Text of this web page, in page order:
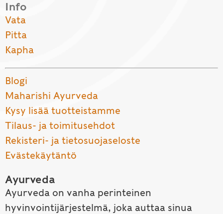
Info
Vata
Pitta
Kapha
Blogi
Maharishi Ayurveda
Kysy lisää tuotteistamme
Tilaus- ja toimitusehdot
Rekisteri- ja tietosuojaseloste
Evästekäytäntö
Ayurveda
Ayurveda on vanha perinteinen
hyvinvointijärjestelmä, joka auttaa sinua